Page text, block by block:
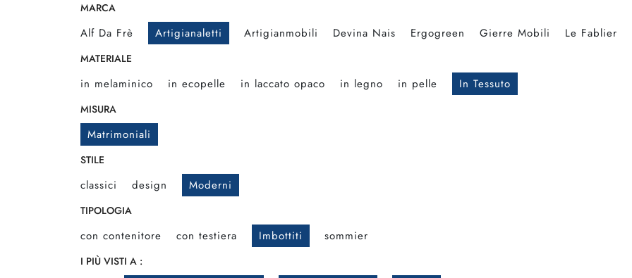
MARCA
Alf Da Frè Artigianaletti Artigianmobili Devina Nais Ergogreen Gierre Mobili Le Fablier
MATERIALE
in melaminico in ecopelle in laccato opaco in legno in pelle In Tessuto
MISURA
Matrimoniali
STILE
classici design Moderni
TIPOLOGIA
con contenitore con testiera Imbottiti sommier
I PIÙ VISTI A :